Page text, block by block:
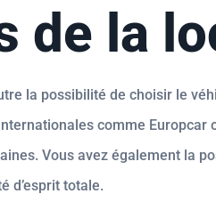
de la
la possibilité de choisir le
comme
Vous avez également la
d’esprit totale.